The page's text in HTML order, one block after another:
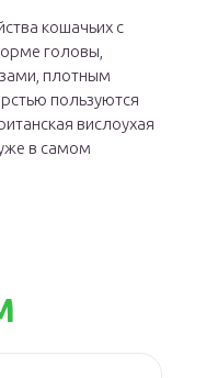
кошачьих с
головы,
плотным
пользуются
вислоухая
в самом